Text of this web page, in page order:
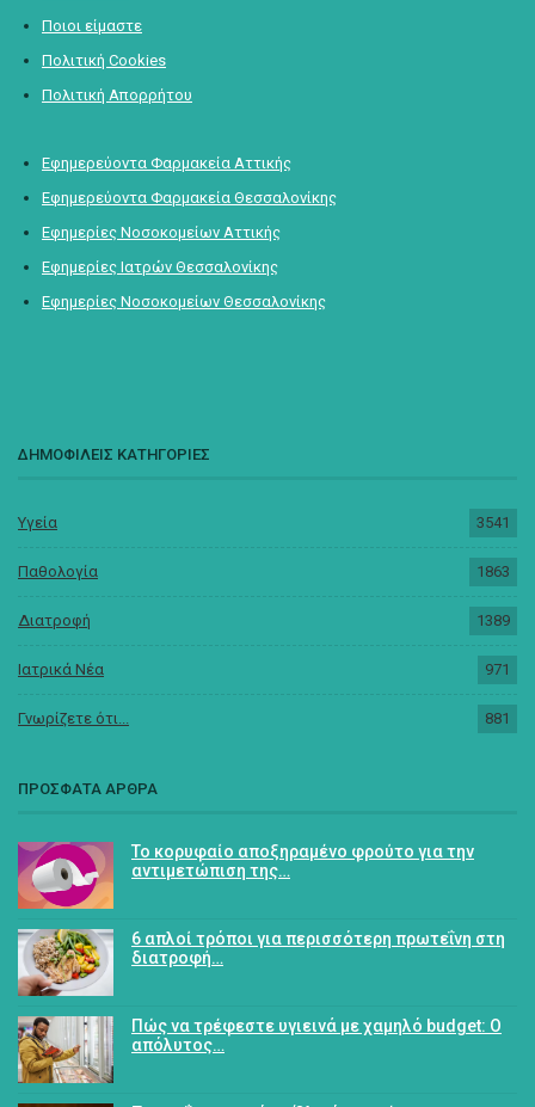
Ποιοι είμαστε
Πολιτική Cookies
Πολιτική Απορρήτου
Εφημερεύοντα Φαρμακεία Αττικής
Εφημερεύοντα Φαρμακεία Θεσσαλονίκης
Εφημερίες Νοσοκομείων Αττικής
Εφημερίες Ιατρών Θεσσαλονίκης
Εφημερίες Νοσοκομείων Θεσσαλονίκης
ΔΗΜΟΦΙΛΕΙΣ ΚΑΤΗΓΟΡΙΕΣ
Υγεία 3541
Παθολογία 1863
Διατροφή 1389
Ιατρικά Νέα 971
Γνωρίζετε ότι... 881
ΠΡΟΣΦΑΤΑ ΑΡΘΡΑ
Το κορυφαίο αποξηραμένο φρούτο για την
αντιμετώπιση της…
6 απλοί τρόποι για περισσότερη πρωτεΐνη στη
διατροφή…
Πώς να τρέφεστε υγιεινά με χαμηλό budget: Ο
απόλυτος…